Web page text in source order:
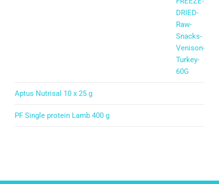
Aptus Nutrisal 10 x 25 g
PF Single protein Lamb 400 g